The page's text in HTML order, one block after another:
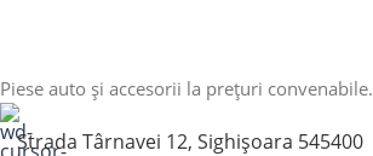
Piese auto și accesorii la prețuri convenabile.
Strada Târnavei 12, Sighișoara 545400